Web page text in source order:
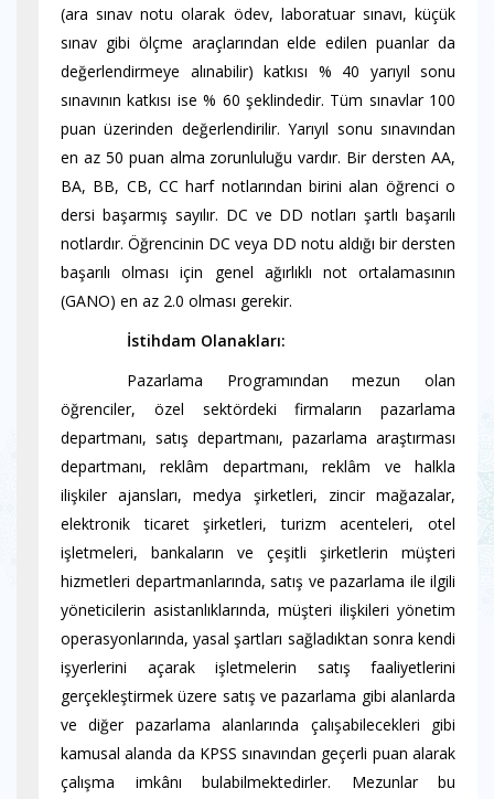
(ara sınav notu olarak ödev, laboratuar sınavı, küçük
sınav gibi ölçme araçlarından elde edilen puanlar da
değerlendirmeye alınabilir) katkısı % 40 yarıyıl sonu
sınavının katkısı ise % 60 şeklindedir. Tüm sınavlar 100
puan üzerinden değerlendirilir. Yarıyıl sonu sınavından
en az 50 puan alma zorunluluğu vardır. Bir dersten AA,
BA, BB, CB, CC harf notlarından birini alan öğrenci o
dersi başarmış sayılır. DC ve DD notları şartlı başarılı
notlardır. Öğrencinin DC veya DD notu aldığı bir dersten
başarılı olması için genel ağırlıklı not ortalamasının
(GANO) en az 2.0 olması gerekir.
İstihdam Olanakları:
Pazarlama Programından mezun olan
öğrenciler, özel sektördeki firmaların pazarlama
departmanı, satış departmanı, pazarlama araştırması
departmanı, reklâm departmanı, reklâm ve halkla
ilişkiler ajansları, medya şirketleri, zincir mağazalar,
elektronik ticaret şirketleri, turizm acenteleri, otel
işletmeleri, bankaların ve çeşitli şirketlerin müşteri
hizmetleri departmanlarında, satış ve pazarlama ile ilgili
yöneticilerin asistanlıklarında, müşteri ilişkileri yönetim
operasyonlarında, yasal şartları sağladıktan sonra kendi
işyerlerini açarak işletmelerin satış faaliyetlerini
gerçekleştirmek üzere satış ve pazarlama gibi alanlarda
ve diğer pazarlama alanlarında çalışabilecekleri gibi
kamusal alanda da KPSS sınavından geçerli puan alarak
çalışma imkânı bulabilmektedirler. Mezunlar bu